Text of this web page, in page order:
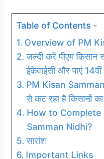
Table of Contents -
Overview of PM
जल्दी करें पीएम किसान
ईकेवाईसी और पाएं
PM Kisan Samman
से कट रहा है किसानों का
How to Complete
Samman Nidhi?
सारांश
Important Links